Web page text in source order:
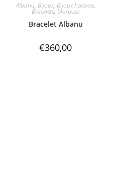
Albanu, Bijoux, Bijoux homme,
Bracelets, Marques
Bracelet Albanu
€360,00